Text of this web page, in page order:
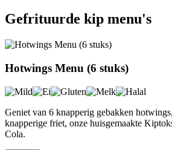
Gefrituurde kip menu's
Hotwings Menu (6 stuks)
Geniet van 6 knapperig gebakken
knapperige friet, onze huisgemaakte
Cola.